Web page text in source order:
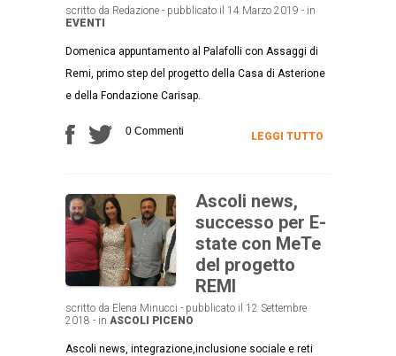
scritto da Redazione - pubblicato il 14 Marzo 2019 - in
EVENTI
Domenica appuntamento al Palafolli con Assaggi di
Remi, primo step del progetto della Casa di Asterione
e della Fondazione Carisap.
0 Commenti LEGGI TUTTO
Ascoli news,
successo per E-
state con MeTe
del progetto
REMI
scritto da Elena Minucci - pubblicato il 12 Settembre
2018 - in ASCOLI PICENO
Ascoli news, integrazione,inclusione sociale e reti